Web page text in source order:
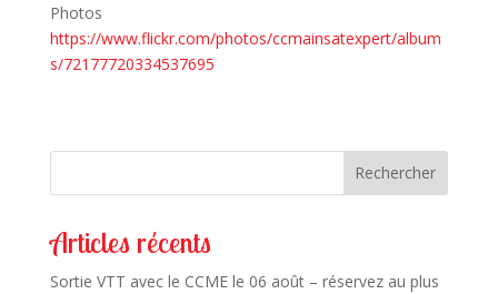
Photos
https://www.flickr.com/photos/ccmainsatexpert/album
s/72177720334537695
Rechercher
Articles récents
Sortie VTT avec le CCME le 06 août – réservez au plus